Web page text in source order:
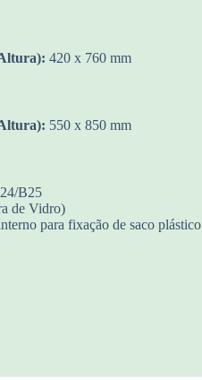
420 x 760 mm
550 x 850 mm
B25
de Vidro)
para fixação de saco plástico